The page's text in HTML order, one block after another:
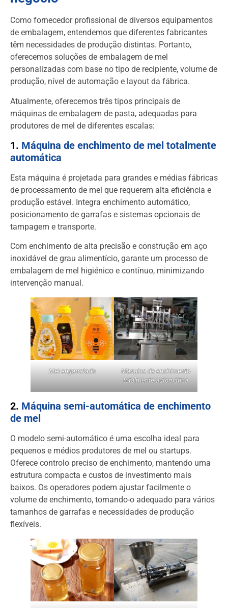
Como fornecedor profissional de diversos equipamentos
de embalagem, entendemos que diferentes fabricantes
têm necessidades de produção distintas. Portanto,
oferecemos soluções de embalagem de mel
personalizadas com base no tipo de recipiente, volume de
produção, nível de automação e layout da fábrica.
Atualmente, oferecemos três tipos principais de
máquinas de embalagem de pasta, adequadas para
produtores de mel de diferentes escalas:
1. Máquina de enchimento de mel totalmente
automática
Esta máquina é projetada para grandes e médias fábricas
de processamento de mel que requerem alta eficiência e
produção estável. Integra enchimento automático,
posicionamento de garrafas e sistemas opcionais de
tampagem e transporte.
Com enchimento de alta precisão e construção em aço
inoxidável de grau alimentício, garante um processo de
embalagem de mel higiénico e contínuo, minimizando
intervenção manual.
Mel engarrafado
Máquina de enchimento
totalmente automática
2. Máquina semi-automática de enchimento
de mel
O modelo semi-automático é uma escolha ideal para
pequenos e médios produtores de mel ou startups.
Oferece controlo preciso de enchimento, mantendo uma
estrutura compacta e custos de investimento mais
baixos. Os operadores podem ajustar facilmente o
volume de enchimento, tornando-o adequado para vários
tamanhos de garrafas e necessidades de produção
flexíveis.